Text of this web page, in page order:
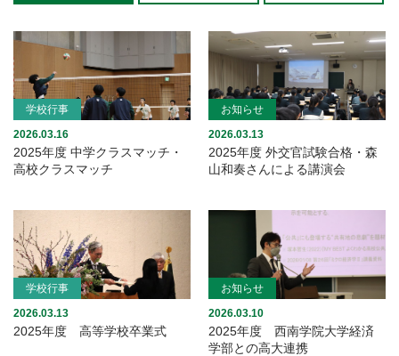
学校行事
2026.03.16
2025年度 中学クラスマッチ・
高校クラスマッチ
お知らせ
2026.03.13
2025年度 外交官試験合格・森
山和奏さんによる講演会
学校行事
2026.03.13
2025年度 高等学校卒業式
お知らせ
2026.03.10
2025年度 西南学院大学経済
学部との高大連携